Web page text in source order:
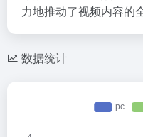
力地推动了视频内容的
数据统计